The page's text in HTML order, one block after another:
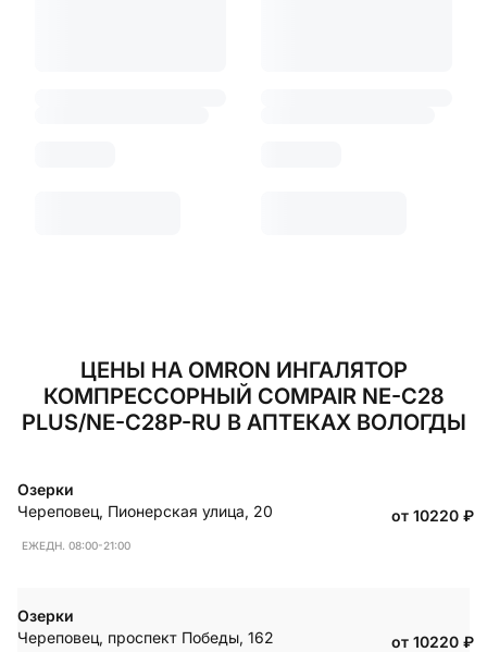
ЦЕНЫ НА OMRON ИНГАЛЯТОР
КОМПРЕССОРНЫЙ COMPAIR NE-C28
PLUS/NE-C28P-RU В АПТЕКАХ ВОЛОГДЫ
Озерки
Череповец, Пионерская улица, 20
ЕЖЕДН. 08:00-21:00
от 10220 ₽
Озерки
Череповец, проспект Победы, 162 от 10220 ₽